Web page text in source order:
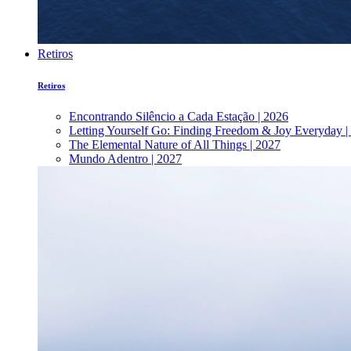
Retiros
Retiros
Encontrando Silêncio a Cada Estação | 2026
Letting Yourself Go: Finding Freedom & Joy Everyday |
The Elemental Nature of All Things | 2027
Mundo Adentro | 2027